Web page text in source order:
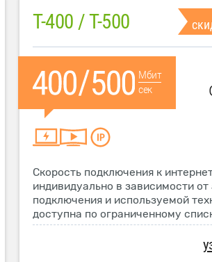
T-400 / T-500
Мбит
сек
Скорость подключения к
индивидуально в зависимости от
подключения и используемой
доступна по ограниченному